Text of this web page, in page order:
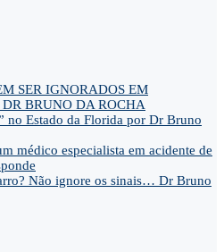
SER IGNORADOS EM
BRUNO DA ROCHA
no Estado da Florida por Dr Bruno
médico especialista em acidente de
Não ignore os sinais… Dr Bruno